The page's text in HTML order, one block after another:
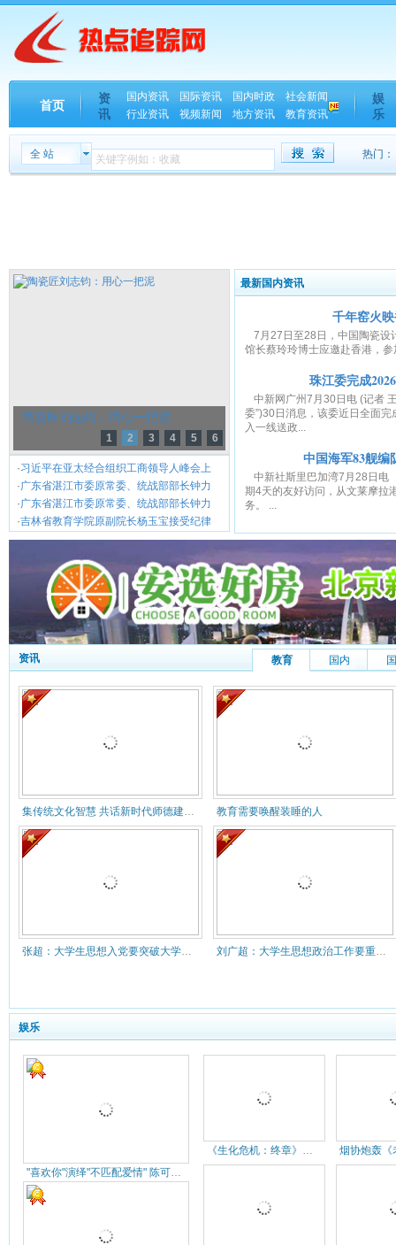
首页
资
讯
国内资讯 国际资讯 国内时政
社会新闻
行业资讯
视频新闻 地方资讯 教育资讯
娱
乐
全 站 热门：
陶瓷匠刘志钧：用心一把泥
1 2 3 4 5 6
·习近平在亚太经合组织工商领导人峰会上
·广东省湛江市委原常委、统战部部长钟力
·广东省湛江市委原常委、统战部部长钟力
·吉林省教育学院原副院长杨玉宝接受纪律
最新国内资讯
千年窑火
7月27日至28日，中国陶瓷设
馆长蔡玲玲博士应邀赴香港，
珠江委完成
中新网广州7月30日电 (记者
委”)30日消息，该委近日全面
入一线送政...
中国海军83舰编
中新社斯里巴加湾7月28日
期4天的友好访问，从文莱摩拉
务。 ...
资讯 教育 国内
教育需要唤醒装睡的人
娱乐